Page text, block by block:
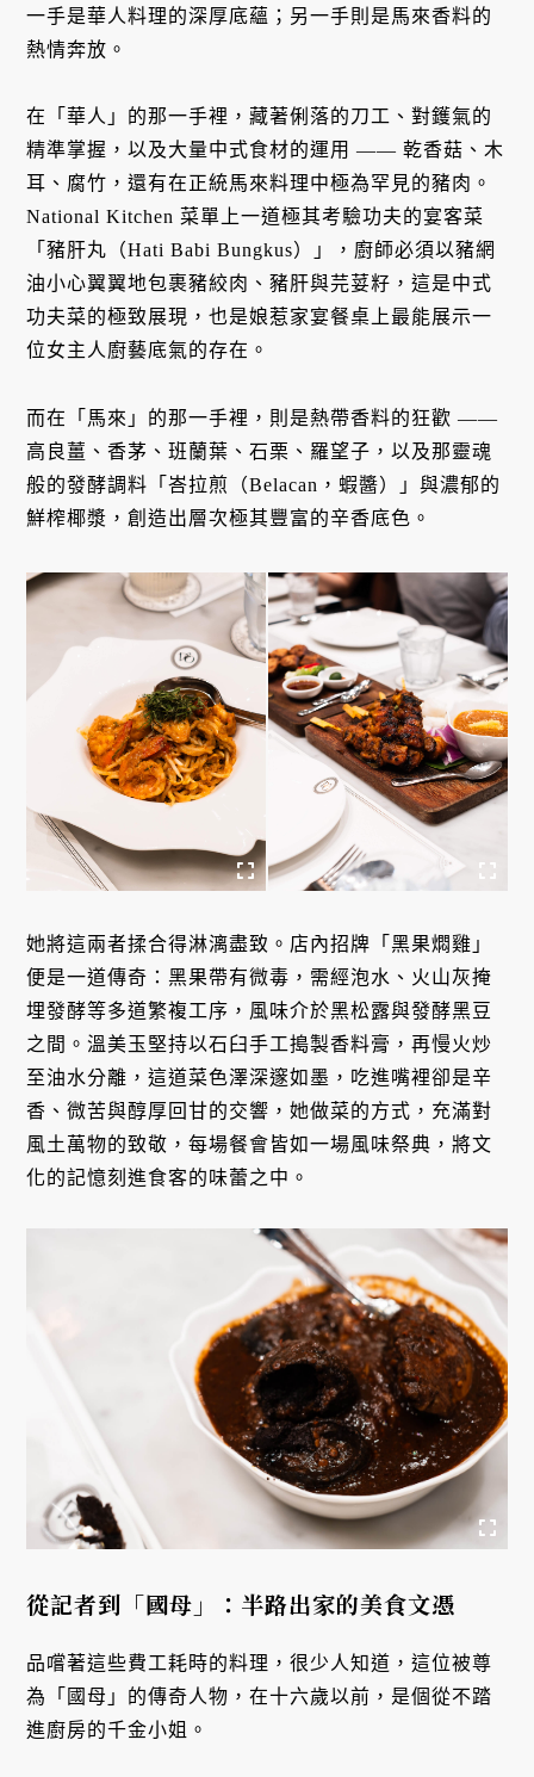
一手是華人料理的深厚底蘊；另一手則是馬來香料的
熱情奔放。
在「華人」的那一手裡，藏著俐落的刀工、對鑊氣的
精準掌握，以及大量中式食材的運用 —— 乾香菇、木
耳、腐竹，還有在正統馬來料理中極為罕見的豬肉。
National Kitchen 菜單上一道極其考驗功夫的宴客菜
「豬肝丸（Hati Babi Bungkus）」，廚師必須以豬網
油小心翼翼地包裹豬絞肉、豬肝與芫荽籽，這是中式
功夫菜的極致展現，也是娘惹家宴餐桌上最能展示一
位女主人廚藝底氣的存在。
而在「馬來」的那一手裡，則是熱帶香料的狂歡 ——
高良薑、香茅、班蘭葉、石栗、羅望子，以及那靈魂
般的發酵調料「峇拉煎（Belacan，蝦醬）」與濃郁的
鮮榨椰漿，創造出層次極其豐富的辛香底色。
她將這兩者揉合得淋漓盡致。店內招牌「黑果燜雞」
便是一道傳奇：黑果帶有微毒，需經泡水、火山灰掩
埋發酵等多道繁複工序，風味介於黑松露與發酵黑豆
之間。溫美玉堅持以石臼手工搗製香料膏，再慢火炒
至油水分離，這道菜色澤深邃如墨，吃進嘴裡卻是辛
香、微苦與醇厚回甘的交響，她做菜的方式，充滿對
風土萬物的致敬，每場餐會皆如一場風味祭典，將文
化的記憶刻進食客的味蕾之中。
從記者到「國母」：半路出家的美食文憑
品嚐著這些費工耗時的料理，很少人知道，這位被尊
為「國母」的傳奇人物，在十六歲以前，是個從不踏
進廚房的千金小姐。